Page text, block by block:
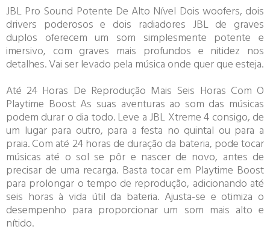
JBL Pro Sound Potente De Alto Nível Dois woofers, dois
drivers poderosos e dois radiadores JBL de graves
duplos oferecem um som simplesmente potente e
imersivo, com graves mais profundos e nitidez nos
detalhes. Vai ser levado pela música onde quer que esteja.
Até 24 Horas De Reprodução Mais Seis Horas Com O
Playtime Boost As suas aventuras ao som das músicas
podem durar o dia todo. Leve a JBL Xtreme 4 consigo, de
um lugar para outro, para a festa no quintal ou para a
praia. Com até 24 horas de duração da bateria, pode tocar
músicas até o sol se pôr e nascer de novo, antes de
precisar de uma recarga. Basta tocar em Playtime Boost
para prolongar o tempo de reprodução, adicionando até
seis horas à vida útil da bateria. Ajusta-se e otimiza o
desempenho para proporcionar um som mais alto e
nítido.